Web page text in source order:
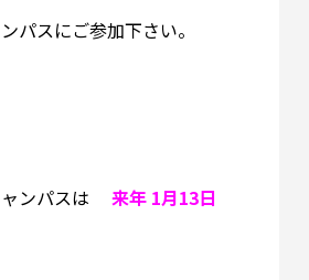
パスにご参加下さい。
ンパスは 来年 1月13日